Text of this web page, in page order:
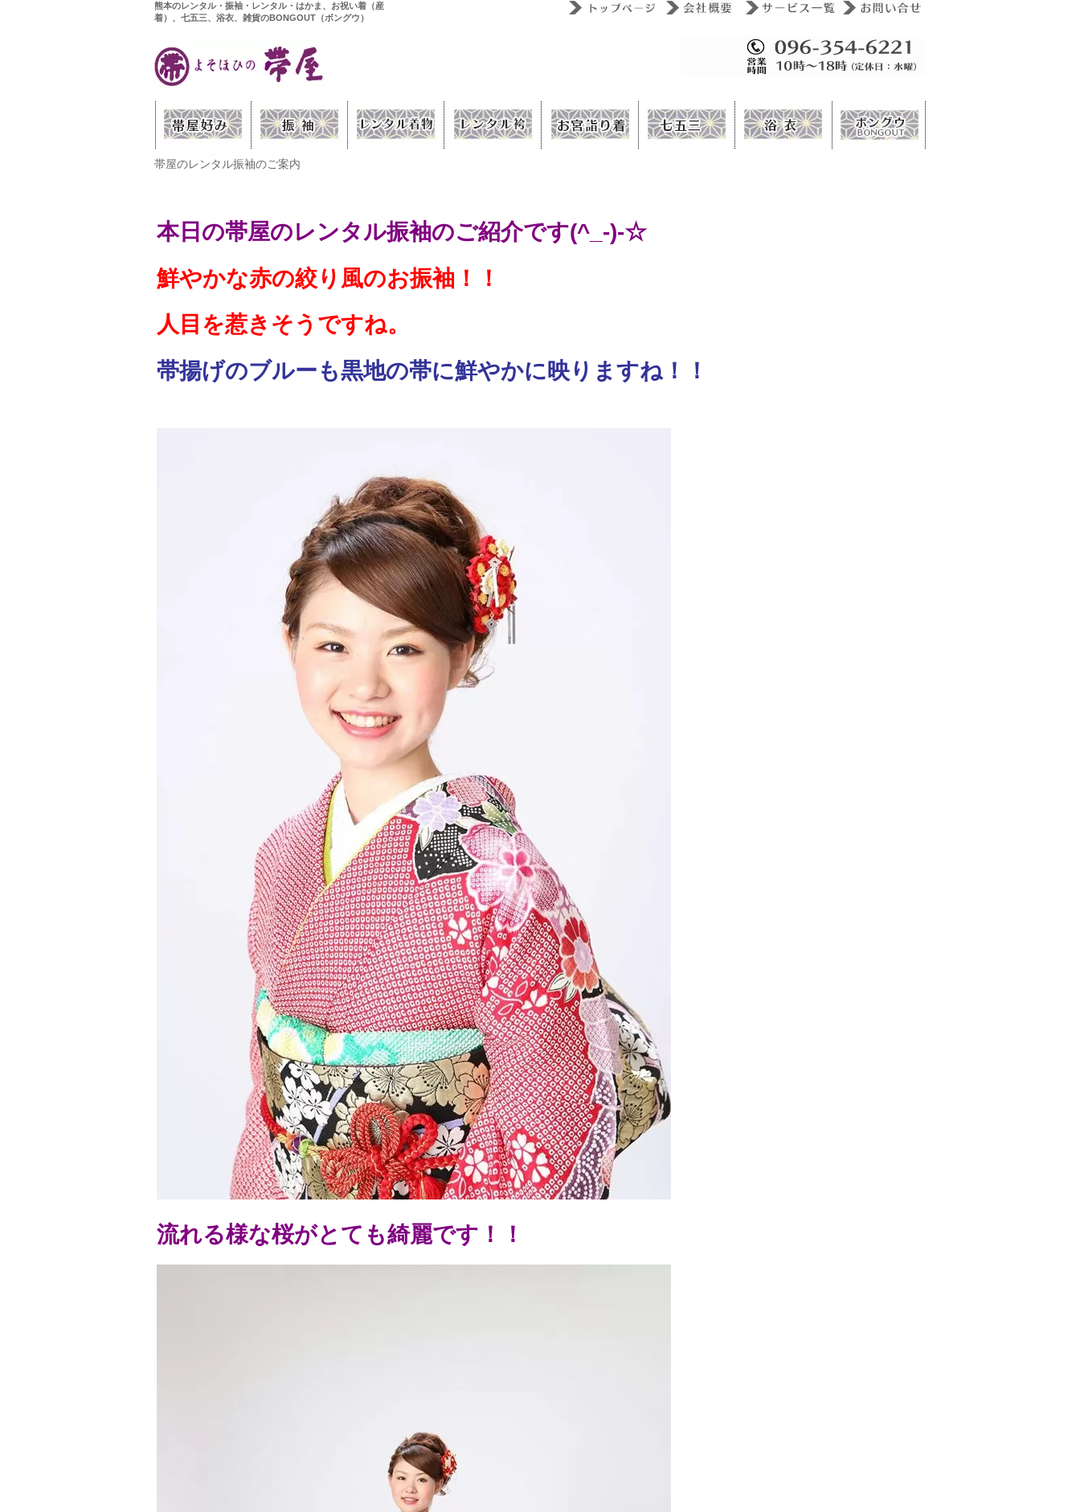
熊本のレンタル・振袖・レンタル・はかま、お祝い着（産
着）、七五三、浴衣、雑貨のBONGOUT（ボングウ）
帯屋のレンタル振袖のご案内
本日の帯屋のレンタル振袖のご紹介です(^_-)-☆
鮮やかな赤の絞り風のお振袖！！
人目を惹きそうですね。
帯揚げのブルーも黒地の帯に鮮やかに映りますね！！
流れる様な桜がとても綺麗です！！